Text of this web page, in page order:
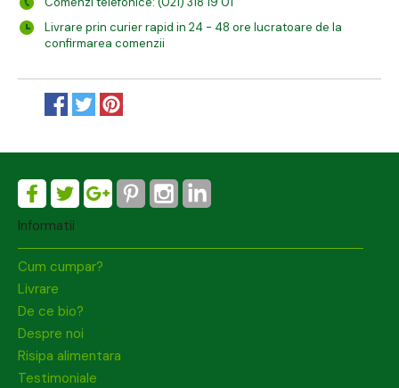
Livrare prin curier rapid in 24 - 48 ore lucratoare de la
confirmarea comenzii
Informatii
Cum cumpar?
Livrare
De ce bio?
Despre noi
Risipa alimentara
Testimoniale